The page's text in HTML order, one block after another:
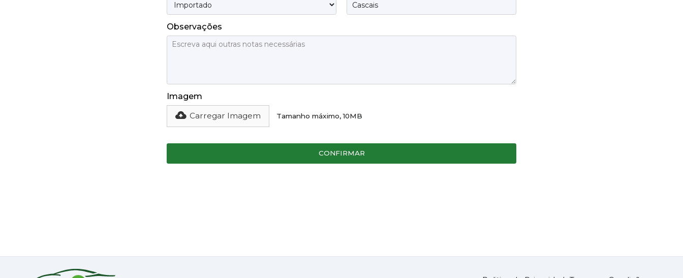
Observações
Imagem
Carregar Imagem Tamanho máximo, 10MB